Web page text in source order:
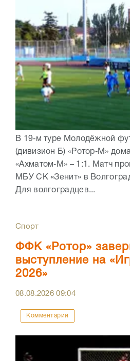
В 19‑м туре Молодёжной
(дивизион Б) «Ротор‑М»
«Ахматом‑М» – 1:1. Матч
МБУ СК «Зенит» в
Для волгоградцев...
Спорт
ФФК «Ротор»
выступление на
2026»
08.08.202609:04
Комментарии